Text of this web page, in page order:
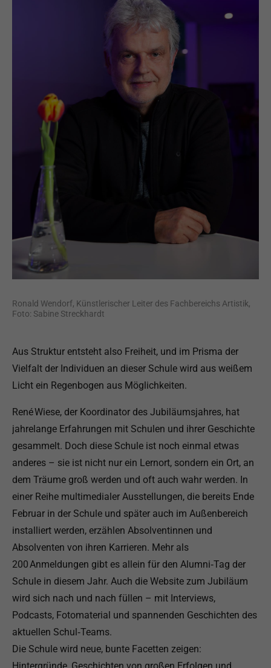
Ronald Wendorf, Künstlerischer Leiter des Fachbereichs Artistik,
Foto: Sabine Streckhardt
Aus Struktur entsteht also Freiheit, und im Prisma der
Vielfalt der Individuen an dieser Schule wird aus weißem
Licht ein Regenbogen aus Möglichkeiten.
René Wiese, der Koordinator des Jubiläumsjahres, hat
jahrelange Erfahrungen mit Schulen und ihrer Geschichte
gesammelt. Doch diese Schule ist noch einmal etwas
anderes – sie ist nicht nur ein Lernort, sondern ein Ort, an
dem Träume groß werden und oft auch wahr werden. In
einer Reihe multimedialer Ausstellungen, die bereits Ende
Februar in der Schule und später auch im Außenbereich
installiert werden, erzählen Absolventinnen und
Absolventen von ihren Karrieren. Mehr als
200 Anmeldungen gibt es allein für den Alumni‑Tag der
Schule in diesem Jahr. Auch die Website zum Jubiläum
wird sich nach und nach füllen – mit Interviews,
Podcasts, Fotomaterial und spannenden Geschichten des
aktuellen Schul‑Teams.
Die Schule wird neue, bunte Facetten zeigen: